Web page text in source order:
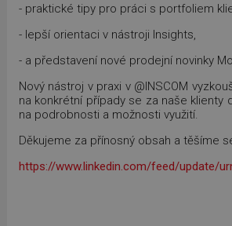
- praktické tipy pro práci s portfoliem
- lepší orientaci v nástroji Insights,
- a představení nové prodejní novinky
Nový nástroj v praxi v @INSCOM
na konkrétní případy se za naše klienty
na podrobnosti a možnosti využití.
Děkujeme za přínosný obsah a těšíme
https://www.linkedin.com/feed/update/